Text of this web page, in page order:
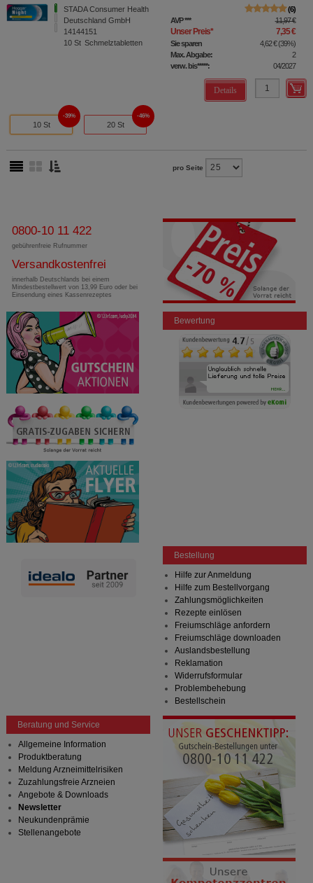
STADA Consumer Health
Deutschland GmbH
14144151
10 St Schmelztabletten
6
AVP*** 11,97 €
Unser Preis* 7,35 €
Sie sparen 4,62 €(39%)
Max. Abgabe:
2
verw. bis*****:
04/2027
Details
10 St
39%
20 St
46%
pro Seite
0800-10 11 422
gebührenfreie Rufnummer
Versandkostenfrei
innerhalb Deutschlands bei einem
Mindestbestellwert von 13,99 Euro oder bei
Einsendung eines Kassenrezeptes
Bewertung
Bestellung
Hilfe zur Anmeldung
Hilfe zum Bestellvorgang
Zahlungsmöglichkeiten
Rezepte einlösen
Freiumschläge anfordern
Freiumschläge downloaden
Auslandsbestellung
Reklamation
Widerrufsformular
Problembehebung
Bestellschein
Beratung und Service
Allgemeine Information
Produktberatung
Meldung Arzneimittelrisiken
Zuzahlungsfreie Arzneien
Angebote & Downloads
Newsletter
Neukundenprämie
Stellenangebote